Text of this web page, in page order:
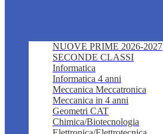
NUOVE PRIME 2026-2027
SECONDE CLASSI
Informatica
Informatica 4 anni
Meccanica Meccatronica
Meccanica in 4 anni
Geometri CAT
Chimica/Biotecnologia